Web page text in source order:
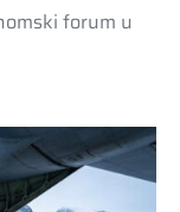
forum u